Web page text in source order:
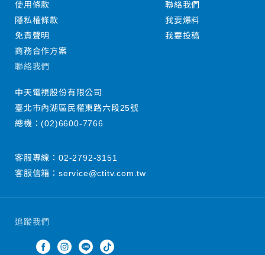
追蹤我們
使用條款
隱私權條款
免責聲明
商務合作方案
聯絡我們
我要爆料
我要投稿
聯絡我們
中天電視股份有限公司
臺北市內湖區民權東路六段25號
總機：(02)6600-7766
客服專線： 02-2792-3151
客服信箱： service@ctitv.com.tw